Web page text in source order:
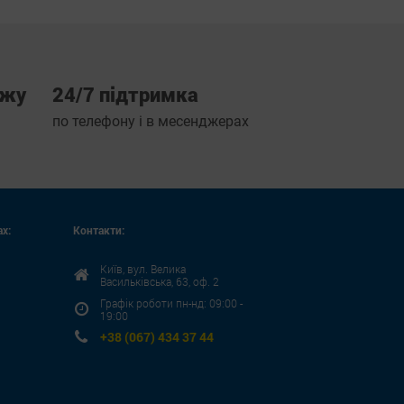
24/7 підтримка
по телефону і в месенджерах
Контакти:
Київ, вул. Велика
Васильківська, 63, оф. 2
Графік роботи пн-нд: 09:00 -
19:00
+38 (067) 434 37 44